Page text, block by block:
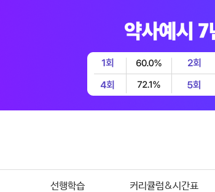
선행학습 커리큘럼&시간표